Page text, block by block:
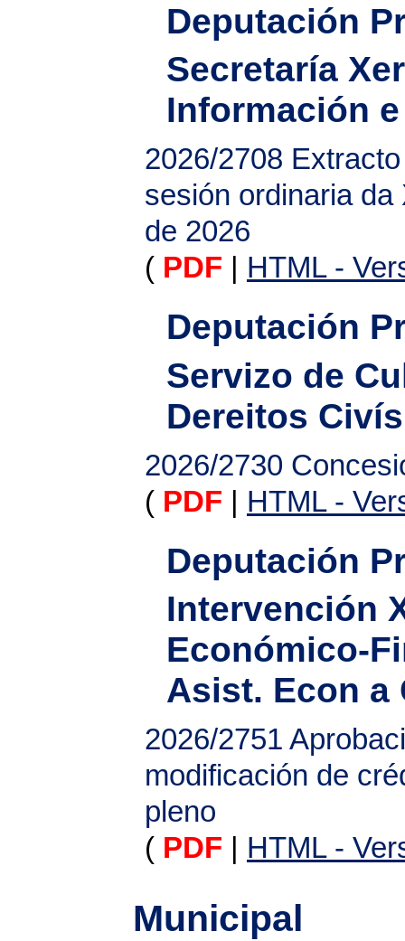
Deputación
Secretaría
Información
2026/2708
sesión ordinaria
de 2026
( PDF HTML -
Deputación
Servizo de
Dereitos Civís
2026/2730
( PDF HTML -
Deputación
Intervención
Económico-
Asist. Econ a
2026/2751
modificación de
pleno
( PDF HTML -
Municipal